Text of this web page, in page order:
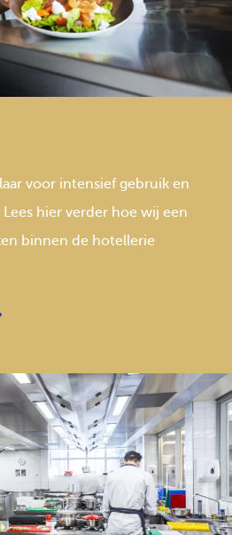
voor intensief gebruik en
hier verder hoe wij een
binnen de hotellerie